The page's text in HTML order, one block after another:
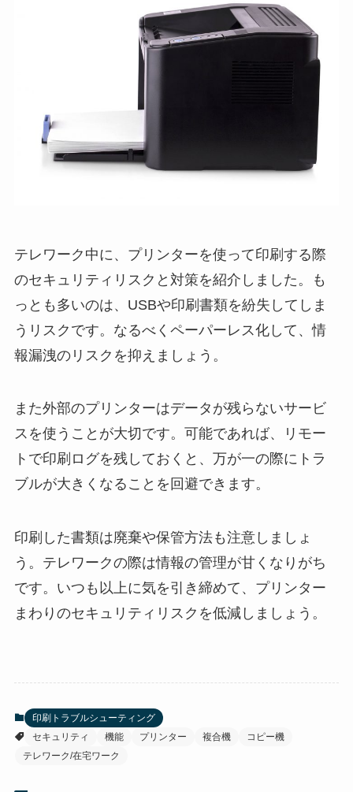
テレワーク中に、プリンターを使って印刷する際
のセキュリティリスクと対策を紹介しました。も
っとも多いのは、USBや印刷書類を紛失してしま
うリスクです。なるべくペーパーレス化して、情
報漏洩のリスクを抑えましょう。
また外部のプリンターはデータが残らないサービ
スを使うことが大切です。可能であれば、リモー
トで印刷ログを残しておくと、万が一の際にトラ
ブルが大きくなることを回避できます。
印刷した書類は廃棄や保管方法も注意しましょ
う。テレワークの際は情報の管理が甘くなりがち
です。いつも以上に気を引き締めて、プリンター
まわりのセキュリティリスクを低減しましょう。
印刷トラブルシューティング
セキュリティ
機能 プリンター 複合機
コピー機
テレワーク/在宅ワーク